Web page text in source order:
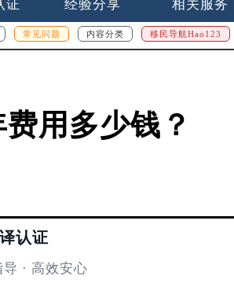
证 经验分享 相关服务
常见问题 内容分类 移民导航Hao123
用多少钱？
认证
· 高效安心